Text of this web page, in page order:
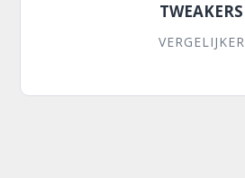
TWEAKERS
VERGELIJKER